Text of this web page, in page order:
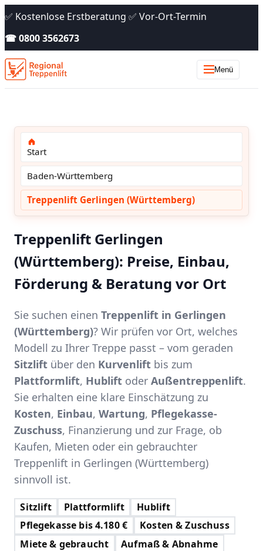
✅ Kostenlose Erstberatung ✅ Vor-Ort-Termin
☎ 0800 3562673
Menü
Start
Baden-Württemberg
Treppenlift Gerlingen (Württemberg)
Treppenlift Gerlingen
(Württemberg): Preise, Einbau,
Förderung & Beratung vor Ort
Sie suchen einen Treppenlift in Gerlingen
(Württemberg)? Wir prüfen vor Ort, welches
Modell zu Ihrer Treppe passt – vom geraden
Sitzlift über den Kurvenlift bis zum
Plattformlift, Hublift oder Außentreppenlift.
Sie erhalten eine klare Einschätzung zu
Kosten, Einbau, Wartung, Pflegekasse-
Zuschuss, Finanzierung und zur Frage, ob
Kaufen, Mieten oder ein gebrauchter
Treppenlift in Gerlingen (Württemberg)
sinnvoll ist.
Sitzlift Plattformlift
Hublift
Pflegekasse bis 4.180 €
Kosten & Zuschuss
Miete & gebraucht
Aufmaß & Abnahme